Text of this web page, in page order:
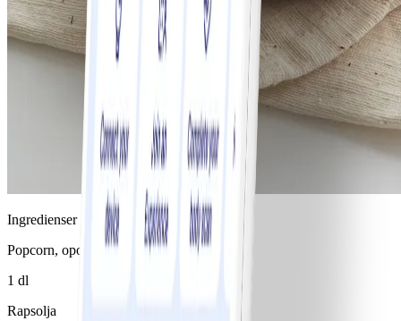
Ingredienser
Popcorn, opoppade
1 dl
Rapsolja